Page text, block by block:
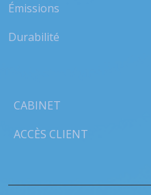
Émissions
Durabilité
CABINET
ACCÈS CLIENT